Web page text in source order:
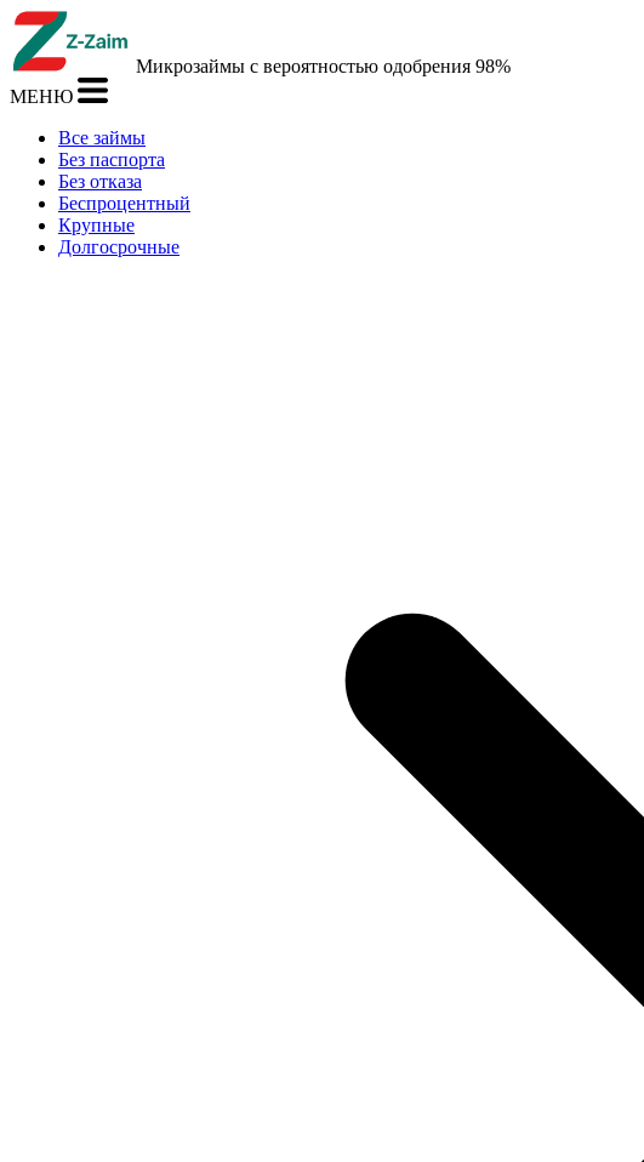
Микрозаймы с вероятностью одобрения 98%
МЕНЮ
Все займы
Без паспорта
Без отказа
Беспроцентный
Крупные
Долгосрочные